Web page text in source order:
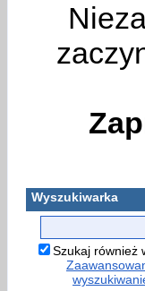
Wyszukiwarka
Szukaj również